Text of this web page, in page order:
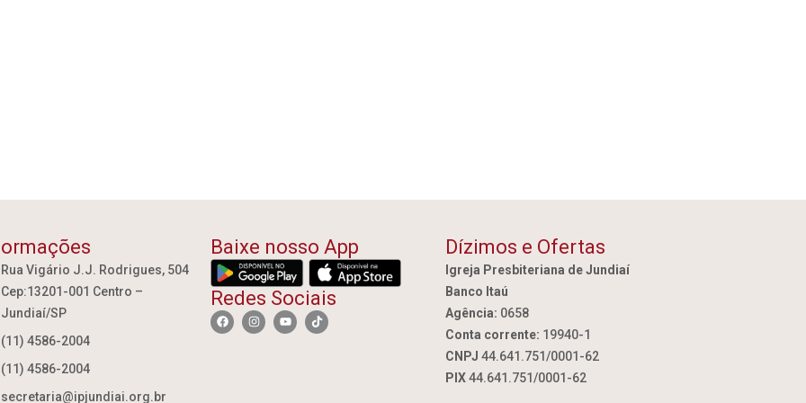
Rua Vigário J.J. Rodrigues, 504
Cep:13201-001 Centro –
Jundiaí/SP
(11) 4586-2004
(11) 4586-2004
secretaria@ipjundiai.org.br
Baixe nosso App
Redes Sociais
Dízimos e Ofertas
Igreja Presbiteriana de Jundiaí
Banco Itaú
Agência: 0658
Conta corrente: 19940-1
CNPJ 44.641.751/0001-62
PIX44.641.751/0001-62